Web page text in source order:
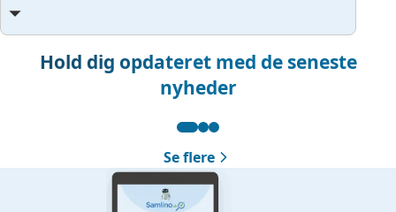
Hold dig opdateret med de seneste
nyheder
Se flere